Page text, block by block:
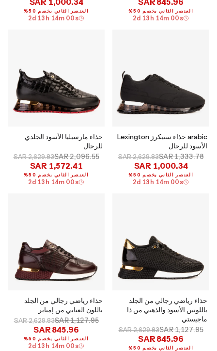
العنصر الثاني بخصم 50%
2d 13 h 13m 59 s
العنصر الثاني بخصم 50%
2d 13 h 13m 59 s
arabic حذاء سنيكرز Lexington
الأسود للرجال
SAR 1,333.78
SAR 2,629.83
SAR 1,000.34
العنصر الثاني بخصم 50%
2d 13 h 13m 59 s
حذاء مارسيليا الأسود الجلدي
للرجال
SAR 2,096.55
SAR 2,629.83
SAR 1,572.41
العنصر الثاني بخصم 50%
2d 13 h 13m 59 s
حذاء رياضي رجالي من الجلد
باللونين الأسود والذهبي من ذا
ماجيستي
SAR 1,127.95
SAR 2,629.83
SAR 845.96
العنصر الثاني بخصم 50%
حذاء رياضي رجالي من الجلد
باللون العنابي من إمباير
SAR 1,127.95
SAR 2,629.83
SAR 845.96
العنصر الثاني بخصم 50%
2d 13 h 13m 59 s